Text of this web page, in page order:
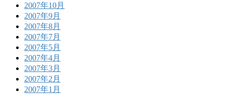
2007年10月
2007年9月
2007年8月
2007年7月
2007年5月
2007年4月
2007年3月
2007年2月
2007年1月